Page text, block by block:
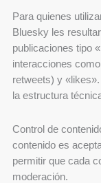
Para quienes
Bluesky les
publicaciones tipo
interacciones
retweets) y
la estructura
Control de
contenido es
permitir que cada
moderación.